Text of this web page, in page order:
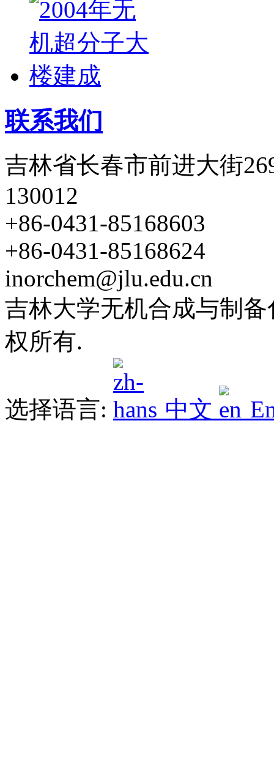
联系我们
吉林省长春市前进大街
130012
+86-0431-85168603
+86-0431-85168624
inorchem@jlu.edu.cn
吉林大学无机合成与制
权所有.
选择语言: 中文